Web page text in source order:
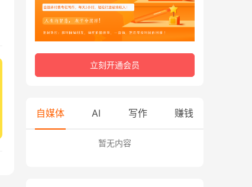
立刻开通会员
自媒体 AI 写作 赚钱
暂无内容